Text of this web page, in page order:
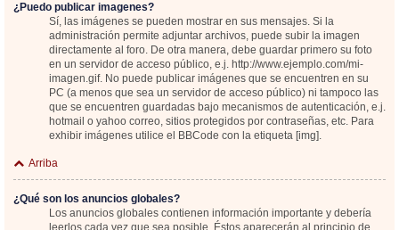
¿Puedo publicar imagenes?
Sí, las imágenes se pueden mostrar en sus mensajes. Si la
administración permite adjuntar archivos, puede subir la imagen
directamente al foro. De otra manera, debe guardar primero su foto
en un servidor de acceso público, e.j. http://www.ejemplo.com/mi-
imagen.gif. No puede publicar imágenes que se encuentren en su
PC (a menos que sea un servidor de acceso público) ni tampoco las
que se encuentren guardadas bajo mecanismos de autenticación, e.j.
hotmail o yahoo correo, sitios protegidos por contraseñas, etc. Para
exhibir imágenes utilice el BBCode con la etiqueta [img].
Arriba
¿Qué son los anuncios globales?
Los anuncios globales contienen información importante y debería
leerlos cada vez que sea posible. Éstos aparecerán al principio de